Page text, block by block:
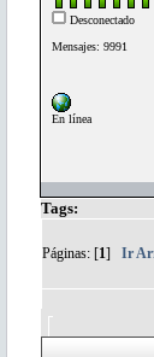
Desconectado
Mensajes: 9991
En línea
Tags:
Páginas: [1] Ir